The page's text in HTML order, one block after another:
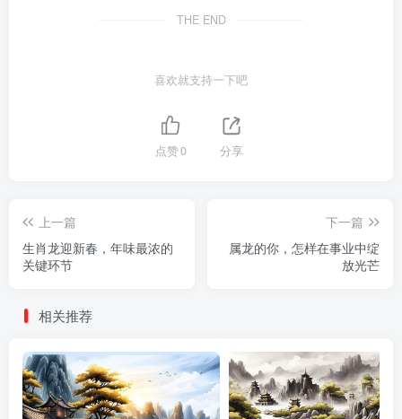
THE END
喜欢就支持一下吧
点赞0 分享
上一篇
生肖龙迎新春，年味最浓的
关键环节
下一篇
属龙的你，怎样在事业中绽
放光芒
相关推荐